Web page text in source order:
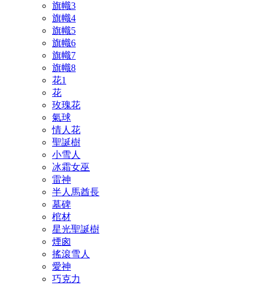
旗幟3
旗幟4
旗幟5
旗幟6
旗幟7
旗幟8
花1
花
玫瑰花
氣球
情人花
聖誕樹
小雪人
冰霜女巫
雷神
半人馬酋長
墓碑
棺材
星光聖誕樹
煙囪
搖滾雪人
愛神
巧克力